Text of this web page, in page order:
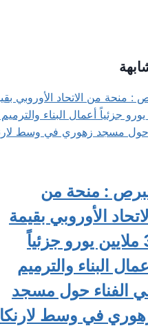
: منحة من
الاتحاد الأوروبي بقيمة
3 ملايين يورو جزئياً
أعمال البناء والترميم
الفناء حول مسجد
في وسط لارنكا